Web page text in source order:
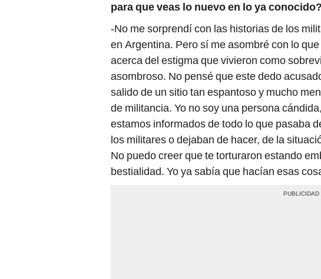
para que veas lo nuevo en lo ya conocido?
-No me sorprendí con las historias de los
en Argentina. Pero sí me asombré con lo
acerca del estigma que vivieron como
asombroso. No pensé que este dedo
salido de un sitio tan espantoso y mucho
de militancia. Yo no soy una persona
estamos informados de todo lo que pasaba
los militares o dejaban de hacer, de la
No puedo creer que te torturaron estando
bestialidad. Yo ya sabía que hacían esas